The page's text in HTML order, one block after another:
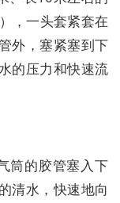
，一头套紧套在
外，塞紧塞到下
的压力和快速流
筒的胶管塞入下
清水，快速地向